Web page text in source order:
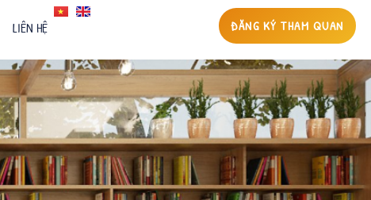
LIÊN HỆ ĐĂNG KÝ THAM QUAN